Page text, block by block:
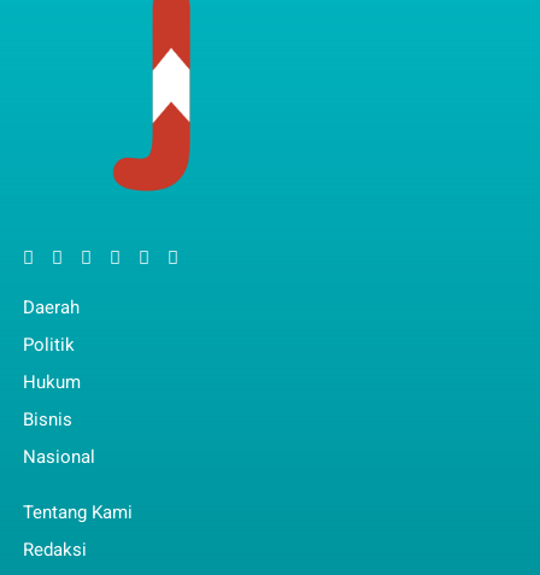
Daerah
Politik
Hukum
Bisnis
Nasional
Tentang Kami
Redaksi